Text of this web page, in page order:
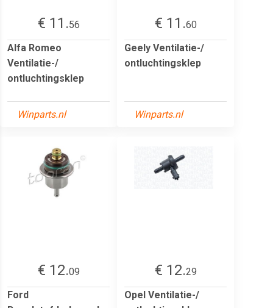
€ 11.56
Alfa Romeo
Ventilatie-/
ontluchtingsklep
Winparts.nl
€ 11.60
Geely Ventilatie-/
ontluchtingsklep
Winparts.nl
€ 12.09
Ford
€ 12.29
Opel Ventilatie-/